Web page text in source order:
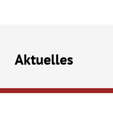
Aktuelles